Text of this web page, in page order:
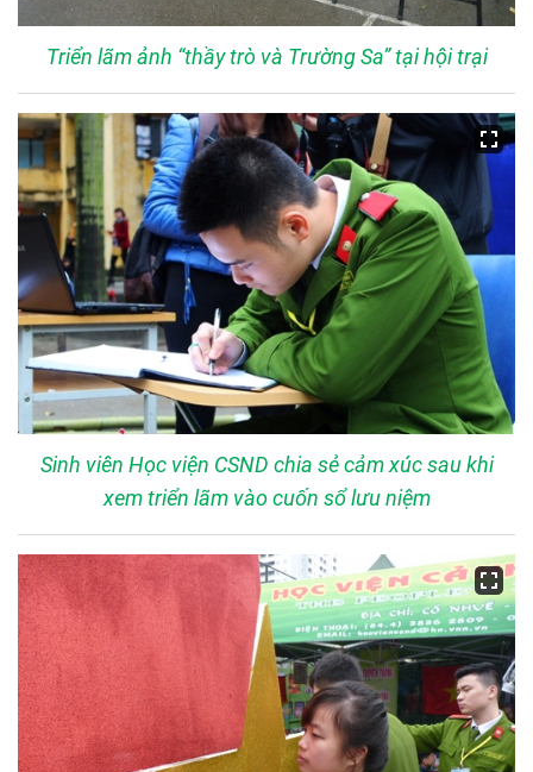
Triển lãm ảnh “thầy trò và Trường Sa” tại hội trại
Sinh viên Học viện CSND chia sẻ cảm xúc sau khi
xem triển lãm vào cuốn sổ lưu niệm